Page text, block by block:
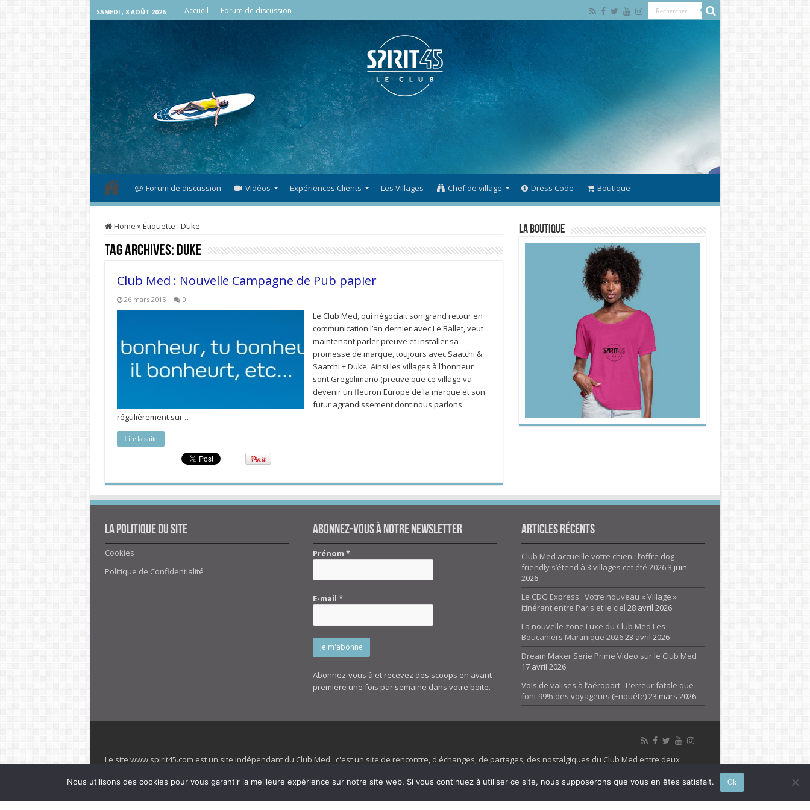
SAMEDI , 8 AOÛT 2026 Accueil Forum de discussion
Forum de discussion Vidéos Expériences Clients Les Villages Chef de village Dress Code Boutique
Home »Étiquette : Duke
Tag Archives: Duke
Club Med : Nouvelle Campagne de Pub papier
26 mars 2015 0
Le Club Med, qui négociait son grand retour en
communication l’an dernier avec Le Ballet, veut
maintenant parler preuve et installer sa
promesse de marque, toujours avec Saatchi &
Saatchi + Duke. Ainsi les villages à l’honneur
sont Gregolimano (preuve que ce village va
devenir un fleuron Europe de la marque et son
futur agrandissement dont nous parlons
régulièrement sur …
Lire la suite
La Boutique
La politique du site
Cookies
Politique de Confidentialité
Abonnez-vous à notre newsletter
Prénom*
E-mail*
Abonnez-vous à et recevez des scoops en avant
premiere une fois par semaine dans votre boite.
Articles Récents
Club Med accueille votre chien : l’offre dog-
friendly s’étend à 3 villages cet été 20263 juin
2026
Le CDG Express : Votre nouveau « Village »
itinérant entre Paris et le ciel 28 avril 2026
La nouvelle zone Luxe du Club Med Les
Boucaniers Martinique 202623 avril 2026
Dream Maker Serie Prime Video sur le Club Med
17 avril 2026
Vols de valises à l’aéroport : L’erreur fatale que
font 99% des voyageurs (Enquête)23 mars 2026
Le site www.spirit45.com est un site indépendant du Club Med : c'est un site de rencontre, d'échanges, de partages, des nostalgiques du Club Med entre deux
villages. Club Med est une marque déposée. Spirit 45 et son forum ne sont pas liés au ClubMed et la marque citée est la propriété de son détenteur respectif. Le site
officiel de la marque est : www.clubmed.fr Les images de fond de page de cette page d'accueil sont la propriétés de la marque Club Med, Tous droits réservés - 2026
Nous utilisons des cookies pour vous garantir la meilleure expérience sur notre site web. Si vous continuez à utiliser ce site, nous supposerons que vous en êtes satisfait. Ok